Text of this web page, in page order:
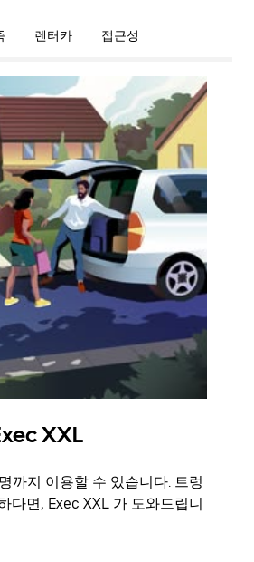
렌터카 접근성
XXL
까지 이용할 수 있습니다. 트렁
다면, Exec XXL 가 도와드립니